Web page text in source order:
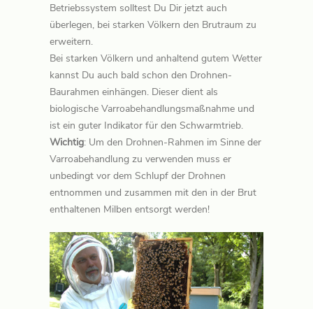
Betriebssystem solltest Du Dir jetzt auch
überlegen, bei starken Völkern den Brutraum zu
erweitern.
Bei starken Völkern und anhaltend gutem Wetter
kannst Du auch bald schon den Drohnen-
Baurahmen einhängen. Dieser dient als
biologische Varroabehandlungsmaßnahme und
ist ein guter Indikator für den Schwarmtrieb.
Wichtig: Um den Drohnen-Rahmen im Sinne der
Varroabehandlung zu verwenden muss er
unbedingt vor dem Schlupf der Drohnen
entnommen und zusammen mit den in der Brut
enthaltenen Milben entsorgt werden!